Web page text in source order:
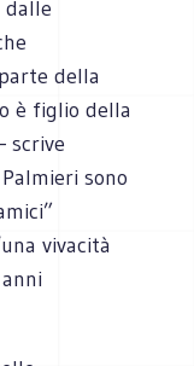
dalle
della
è figlio della
scrive
sono
vivacità